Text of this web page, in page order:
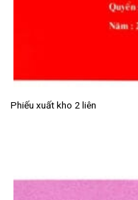
Phiếu xuất kho 2 liên